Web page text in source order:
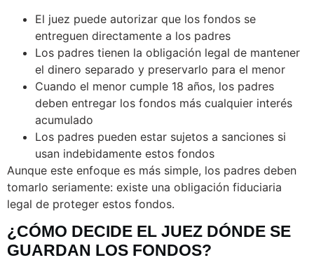
El juez puede autorizar que los fondos se
entreguen directamente a los padres
Los padres tienen la obligación legal de mantener
el dinero separado y preservarlo para el menor
Cuando el menor cumple 18 años, los padres
deben entregar los fondos más cualquier interés
acumulado
Los padres pueden estar sujetos a sanciones si
usan indebidamente estos fondos
Aunque este enfoque es más simple, los padres deben
tomarlo seriamente: existe una obligación fiduciaria
legal de proteger estos fondos.
¿CÓMO DECIDE EL JUEZ DÓNDE SE
GUARDAN LOS FONDOS?